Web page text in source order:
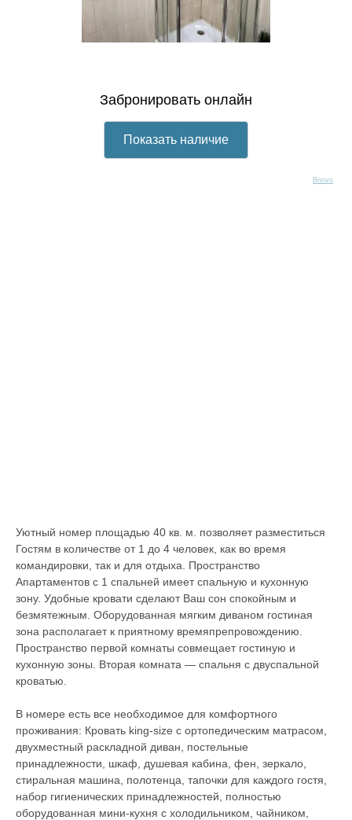
Bnovo
Уютный номер площадью 40 кв. м. позволяет разместиться
Гостям в количестве от 1 до 4 человек, как во время
командировки, так и для отдыха. Пространство
Апартаментов с 1 спальней имеет спальную и кухонную
зону. Удобные кровати сделают Ваш сон спокойным и
безмятежным. Оборудованная мягким диваном гостиная
зона располагает к приятному времяпрепровождению.
Пространство первой комнаты совмещает гостиную и
кухонную зоны. Вторая комната — спальня с двуспальной
кроватью.
В номере есть все необходимое для комфортного
проживания: Кровать king-size с ортопедическим матрасом,
двухместный раскладной диван, постельные
принадлежности, шкаф, душевая кабина, фен, зеркало,
стиральная машина, полотенца, тапочки для каждого гостя,
набор гигиенических принадлежностей, полностью
оборудованная мини-кухня с холодильником, чайником,